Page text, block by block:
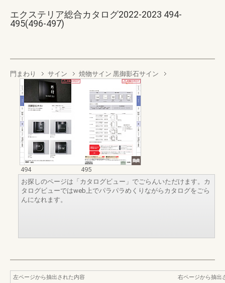
エクステリア総合カタログ2022-2023 494-
495(496-497)
門まわり サイン 焼物サイン 黒御影石サイン
494
495
お探しのページは「カタログビュー」でごらんいただけます。カ
タログビューではweb上でパラパラめくりながらカタログをごら
んになれます。
左ページから抽出された内容
右ページから抽出